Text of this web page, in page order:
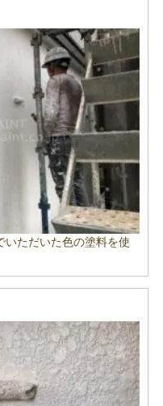
いただいた色の塗料を使